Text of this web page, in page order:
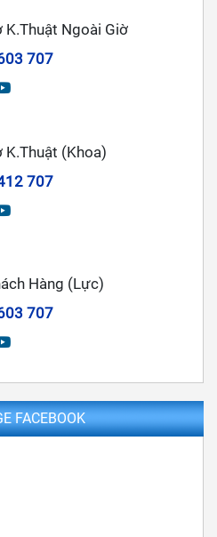
K.Thuật Ngoài Giờ
707
K.Thuật (Khoa)
707
Hàng (Lực)
707
FACEBOOK